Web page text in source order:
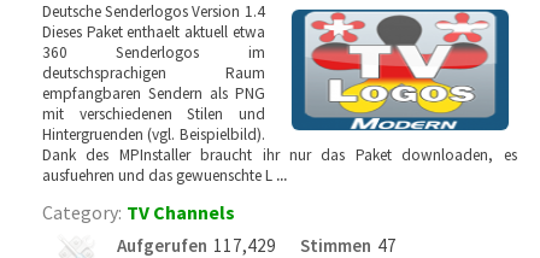
Deutsche Senderlogos Version 1.4
Dieses Paket enthaelt aktuell etwa
360 Senderlogos im
deutschsprachigen Raum
empfangbaren Sendern als PNG
mit verschiedenen Stilen und
Hintergruenden (vgl. Beispielbild).
Dank des MPInstaller braucht ihr nur das Paket downloaden, es
ausfuehren und das gewuenschte L ...
Category: TV Channels
Aufgerufen 117,429 Stimmen 47